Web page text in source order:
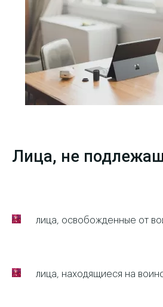
Лица, не
лица, освобожденные от
лица, находящиеся на